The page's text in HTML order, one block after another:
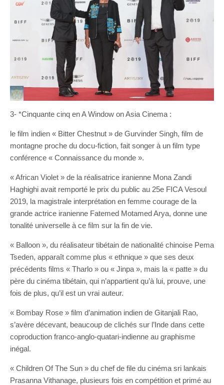
3- *Cinquante cinq en A Window on Asia Cinema :
le film indien « Bitter Chestnut » de Gurvinder Singh, film de
montagne proche du docu-fiction, fait songer à un film type
conférence « Connaissance du monde ».
« African Violet » de la réalisatrice iranienne Mona Zandi
Haghighi avait remporté le prix du public au 25e FICA Vesoul
2019, la magistrale interprétation en femme courage de la
grande actrice iranienne Fatemed Motamed Arya, donne une
tonalité universelle à ce film sur la fin de vie.
« Balloon », du réalisateur tibétain de nationalité chinoise Pema
Tseden, apparaît comme plus « ethnique » que ses deux
précédents films « Tharlo » ou « Jinpa », mais la « patte » du
père du cinéma tibétain, qui n’appartient qu’à lui, prouve, une
fois de plus, qu’il est un vrai auteur.
« Bombay Rose » film d’animation indien de Gitanjali Rao,
s’avère décevant, beaucoup de clichés sur l’Inde dans cette
coproduction franco-anglo-quatari-indienne au graphisme
inégal.
« Children Of The Sun » du chef de file du cinéma sri lankais
Prasanna Vithanage, plusieurs fois en compétition et primé au